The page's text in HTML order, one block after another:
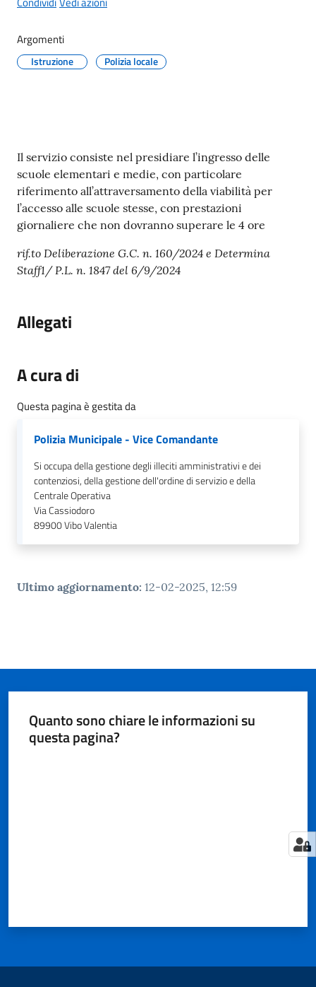
A
r
e
t
o
r
o
gli
argomenti...
Seguici
su
Argomenti
Istruzione Polizia locale
Contenuto
Il servizio consiste nel presidiare l’ingresso delle
scuole elementari e medie, con particolare
riferimento all’attraversamento della viabilità per
l’accesso alle scuole stesse, con prestazioni
giornaliere che non dovranno superare le 4 ore
rif.to Deliberazione G.C. n. 160/2024 e Determina
Staff1/ P.L. n. 1847 del 6/9/2024
Allegati
A cura di
Questa pagina è gestita da
Polizia Municipale - Vice Comandante
Si occupa della gestione degli illeciti amministrativi e dei
contenziosi, della gestione dell'ordine di servizio e della
Centrale Operativa
Via Cassiodoro
89900Vibo Valentia
Ultimo aggiornamento: 12-02-2025, 12:59
Quanto sono chiare le informazioni su
questa pagina?